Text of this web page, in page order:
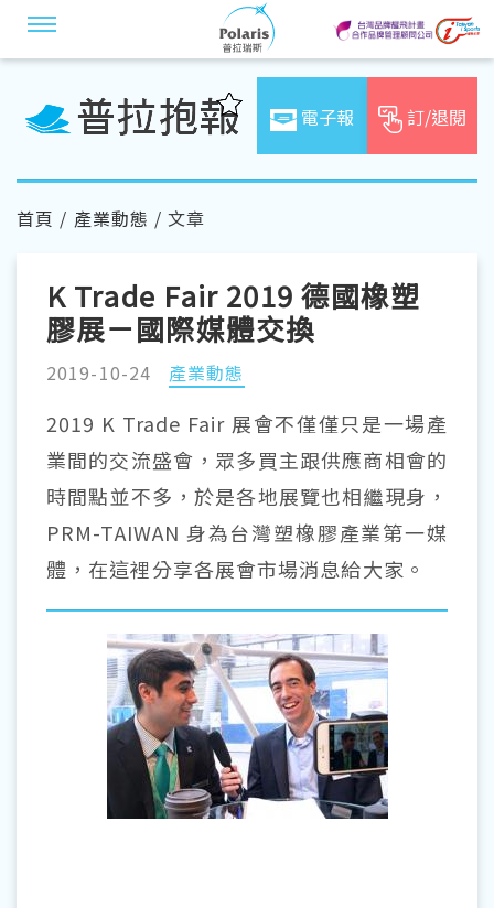
電子報 訂/退閱
首頁 / 產業動態 / 文章
K Trade Fair 2019 德國橡塑
膠展－國際媒體交換
2019-10-24 產業動態
2019 K Trade Fair 展會不僅僅只是一場產
業間的交流盛會，眾多買主跟供應商相會的
時間點並不多，於是各地展覽也相繼現身，
PRM-TAIWAN 身為台灣塑橡膠產業第一媒
體，在這裡分享各展會市場消息給大家。